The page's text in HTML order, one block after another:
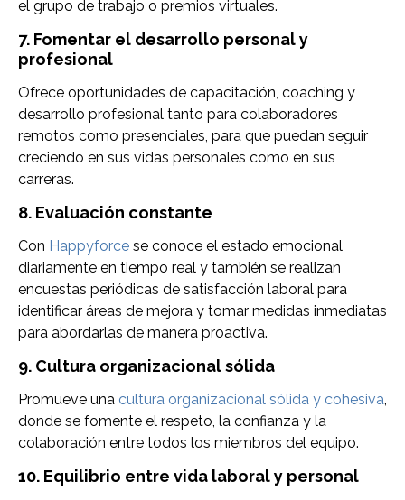
el grupo de trabajo o premios virtuales.
7. Fomentar el desarrollo personal y
profesional
Ofrece oportunidades de capacitación, coaching y
desarrollo profesional tanto para colaboradores
remotos como presenciales, para que puedan seguir
creciendo en sus vidas personales como en sus
carreras.
8. Evaluación constante
Con Happyforce se conoce el estado emocional
diariamente en tiempo real y también se realizan
encuestas periódicas de satisfacción laboral para
identificar áreas de mejora y tomar medidas inmediatas
para abordarlas de manera proactiva.
9. Cultura organizacional sólida
Promueve una cultura organizacional sólida y cohesiva,
donde se fomente el respeto, la confianza y la
colaboración entre todos los miembros del equipo.
10. Equilibrio entre vida laboral y personal